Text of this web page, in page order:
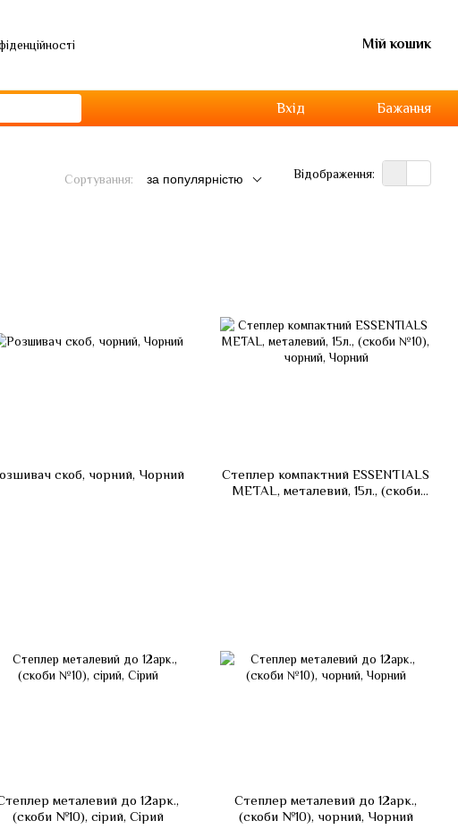
Мій кошик
Вхід Бажання
Сортування: за популярністю Відображення:
скоб, чорний, Чорний
Степлер компактний ESSENTIALS
METAL, металевий, 15л., (скоби
металевий до 12арк.,
(скоби №10), сірий, Сірий
Степлер металевий до 12арк.,
(скоби №10), чорний, Чорний